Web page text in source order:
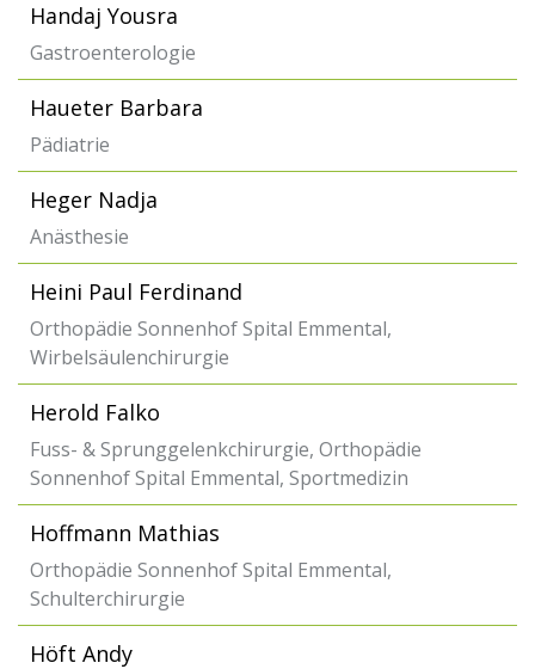
Handaj Yousra
Gastroenterologie
Haueter Barbara
Pädiatrie
Heger Nadja
Anästhesie
Heini Paul Ferdinand
Orthopädie Sonnenhof Spital Emmental,
Wirbelsäulenchirurgie
Herold Falko
Fuss- & Sprunggelenkchirurgie, Orthopädie
Sonnenhof Spital Emmental, Sportmedizin
Hoffmann Mathias
Orthopädie Sonnenhof Spital Emmental,
Schulterchirurgie
Höft Andy